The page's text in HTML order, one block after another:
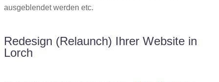
ausgeblendet werden etc.
Redesign (Relaunch) Ihrer Website in
Lorch